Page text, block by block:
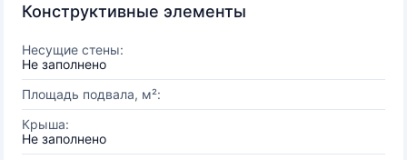
Конструктивные элементы
Несущие стены:
Не заполнено
Площадь подвала, м²:
Крыша:
Не заполнено